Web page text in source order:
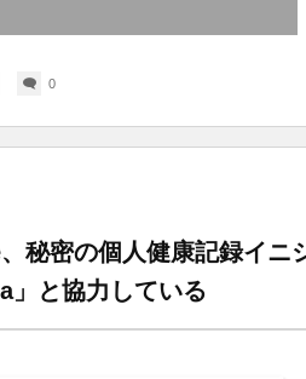
0
秘密の個人健康記録イニ
」と協力している